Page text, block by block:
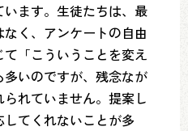
ます。生徒たちは、最
く、アンケートの自由
「こういうことを変え
いのですが、残念なが
れていません。提案し
てくれないことが多